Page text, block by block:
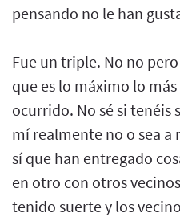
pensando no le han
Fue un triple. No no
que es lo máximo lo
ocurrido. No sé si tenéis
mí realmente no o sea a
sí que han entregado
en otro con otros
tenido suerte y los